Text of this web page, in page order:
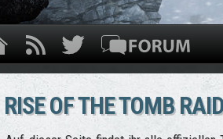
RISE OF THE TOMB